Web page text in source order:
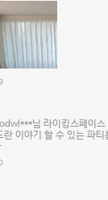
님 라이킹스페이
이야기 할 수 있는 파티